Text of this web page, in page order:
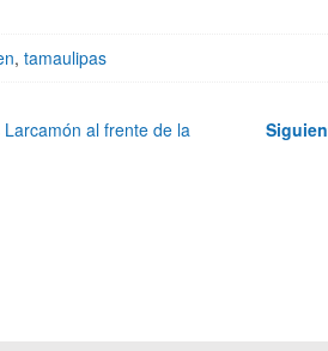
, tamaulipas
al frente de la